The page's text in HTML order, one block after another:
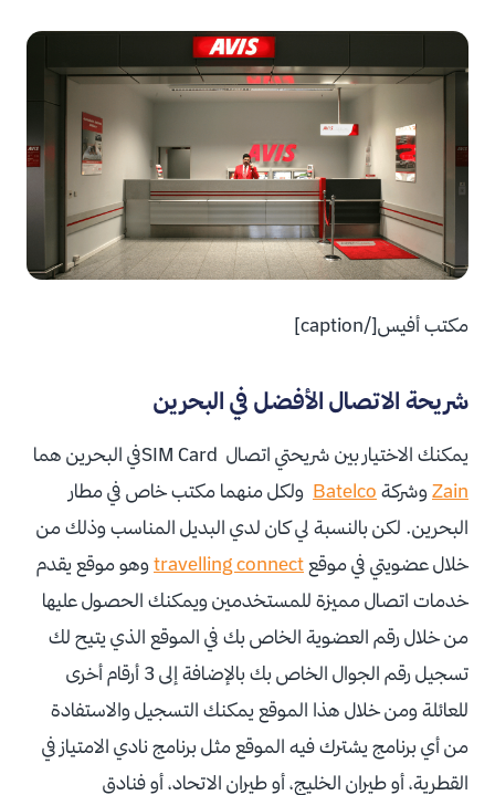
مكتب أفيس[/caption]
شريحة الاتصال الأفضل في البحرين
يمكنك الاختيار بين شريحتي اتصال SIM Cardفي البحرين هما
Zainوشركة Batelco ولكل منهما مكتب خاص في مطار
البحرين. لكن بالنسبة لي كان لدي البديل المناسب وذلك من
خلال عضويتي في موقعtravelling connectوهو موقع يقدم
خدمات اتصال مميزة للمستخدمين ويمكنك الحصول عليها
من خلال رقم العضوية الخاص بك في الموقع الذي يتيح لك
تسجيل رقم الجوال الخاص بك بالإضافة إلى 3 أرقام أخرى
للعائلة ومن خلال هذا الموقع يمكنك التسجيل والاستفادة
من أي برنامج يشترك فيه الموقع مثل برنامج نادي الامتياز في
القطرية، أو طيران الخليج، أو طيران الاتحاد، أو فنادق